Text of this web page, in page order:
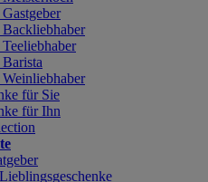
für Sie
für Ihn